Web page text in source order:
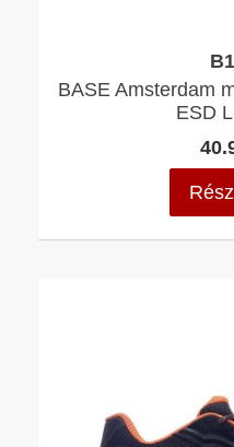
BASE Amsterdam
ESD